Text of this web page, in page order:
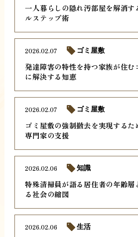
一人暮らしの隠れ汚部屋を解消す
ルステップ術
発達障害の特性を持つ家族が住む
に解決する知恵
2026.02.07 ゴミ屋敷
ゴミ屋敷の強制撤去を実現するた
専門家の支援
2026.02.07 ゴミ屋敷
特殊清掃員が語る居住者の年齢層
る社会の縮図
2026.02.06 知識
2026.02.06 生活